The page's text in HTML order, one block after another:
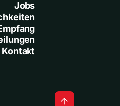
Jobs
Kontakt